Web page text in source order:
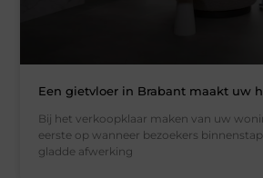
Een gietvloer in Brabant maakt uw
Bij het verkoopklaar maken van uw
eerste op wanneer bezoekers
gladde afwerking